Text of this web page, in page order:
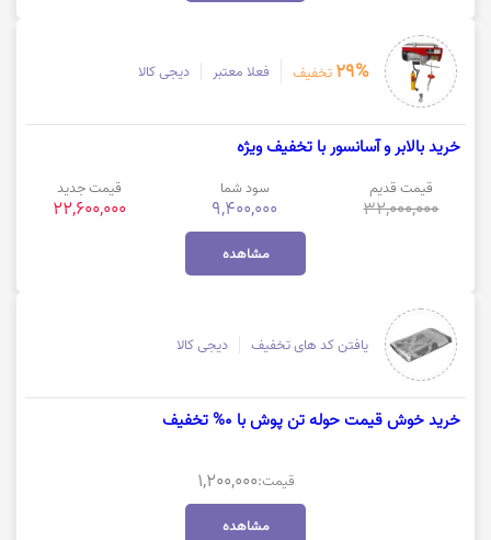
29% تخفیف فعلا معتبر دیجی کالا
خرید بالابر و آسانسور با تخفیف ویژه
قیمت قدیم
32,000,000
سود شما
9,400,000
قیمت جدید
22,600,000
مشاهده
یافتن کد های تخفیف دیجی کالا
خرید خوش قیمت حوله تن پوش با 0% تخفیف
قیمت:1,200,000
مشاهده